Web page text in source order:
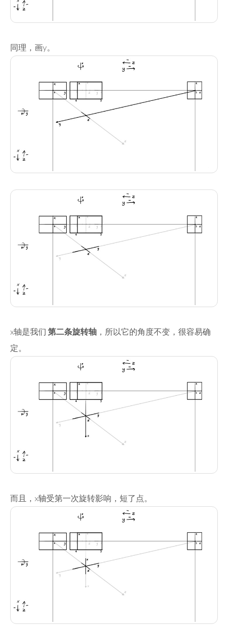
同理，画y。
x轴是我们 第二条旋转轴 ，所以它的角度不变，很容易确
定。
而且，x轴受第一次旋转影响，短了点。